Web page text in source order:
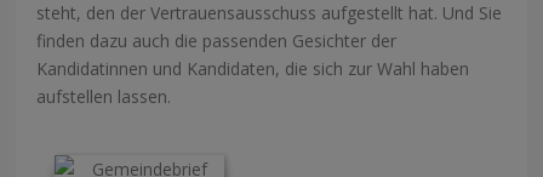
steht, den der Vertrauensausschuss aufgestellt hat. Und Sie
finden dazu auch die passenden Gesichter der
Kandidatinnen und Kandidaten, die sich zur Wahl haben
aufstellen lassen.